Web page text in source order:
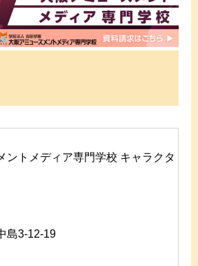
ントメディア専門学校 キャラクタ
島3-12-19